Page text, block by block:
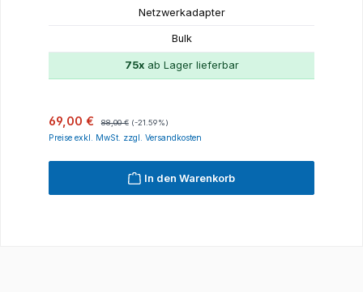
Netzwerkadapter
Bulk
75xab Lager lieferbar
Verkaufspreis:
69,00 € Regulärer Preis:
88,00 € (-21.59%)
Preise exkl. MwSt. zzgl. Versandkosten
In den Warenkorb